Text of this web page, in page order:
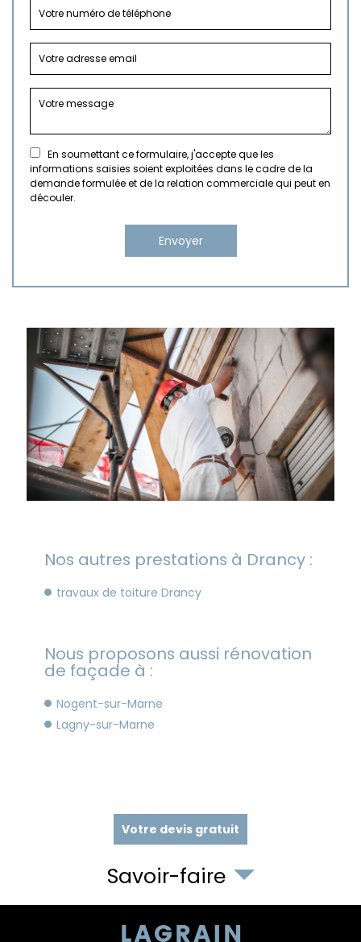
En soumettant ce formulaire, j'accepte que les
informations saisies soient exploitées dans le cadre de la
demande formulée et de la relation commerciale qui peut en
découler.
Nos autres prestations à Drancy :
travaux de toiture Drancy
Nous proposons aussi rénovation
de façade à :
Nogent-sur-Marne
Lagny-sur-Marne
Votre devis gratuit
Savoir-faire